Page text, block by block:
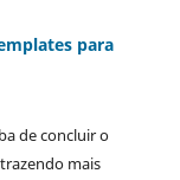
para
de concluir o
mais